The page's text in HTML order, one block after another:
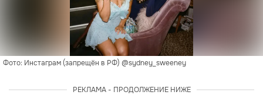
Фото: Инстаграм (запрещён в РФ) @sydney_sweeney
РЕКЛАМА - ПРОДОЛЖЕНИЕ НИЖЕ